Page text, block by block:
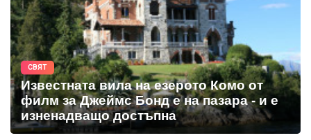
СВЯТ
Известната вила на езерото Комо от
филм за Джеймс Бонд е на пазара - и е
изненадващо достъпна